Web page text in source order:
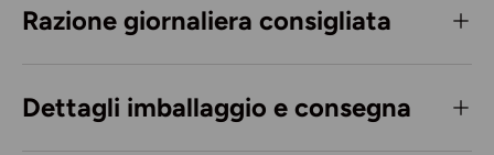
Razione giornaliera consigliata
Dettagli imballaggio e consegna